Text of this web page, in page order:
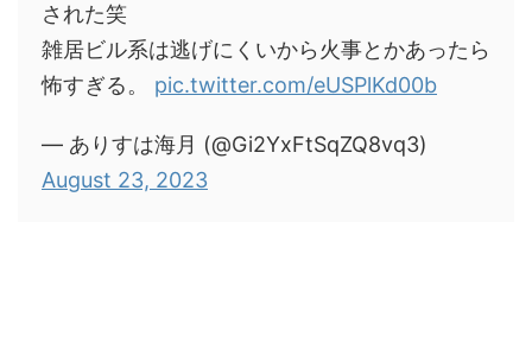
された笑
雑居ビル系は逃げにくいから火事とかあったら
怖すぎる。 pic.twitter.com/eUSPlKd00b
— ありすは海月 (@Gi2YxFtSqZQ8vq3)
August 23, 2023